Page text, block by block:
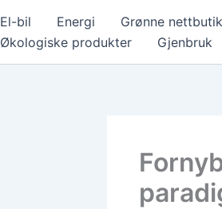
El-bil Energi Grønne
Økologiske produkter
Gjenbruk